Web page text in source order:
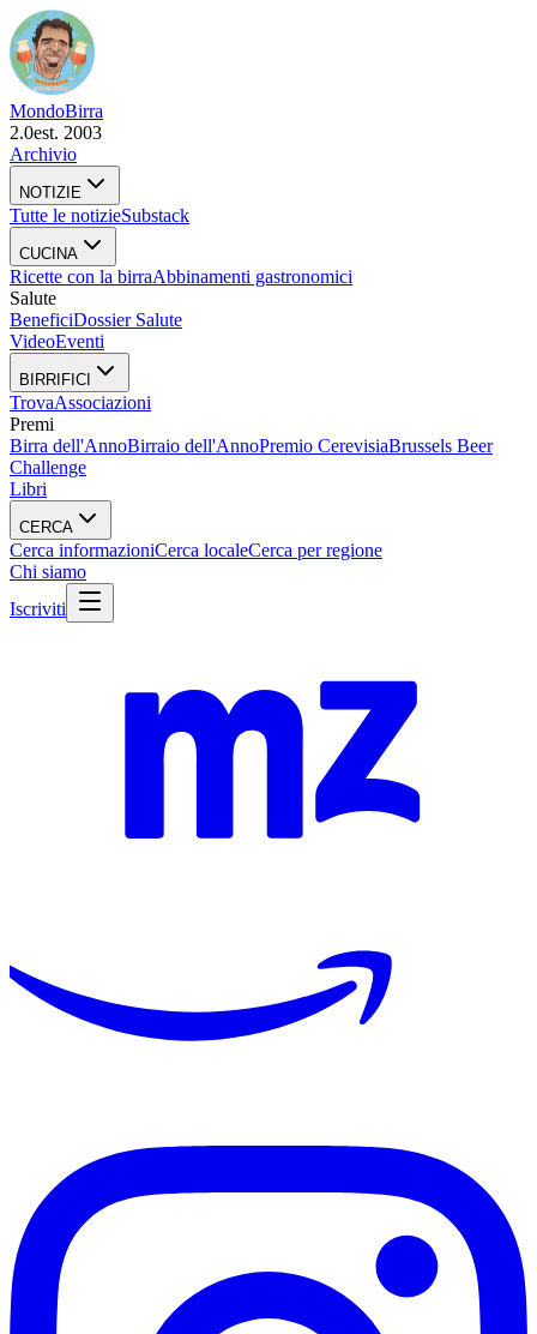
MondoBirra
2.0est. 2003
Archivio
NOTIZIE
Tutte le notizieSubstack
CUCINA
Ricette con la birraAbbinamenti gastronomici
Salute
BeneficiDossier Salute
VideoEventi
BIRRIFICI
TrovaAssociazioni
Premi
Birra dell'AnnoBirraio dell'AnnoPremio CerevisiaBrussels Beer
Challenge
Libri
CERCA
Cerca informazioniCerca localeCerca per regione
Chi siamo
Iscriviti